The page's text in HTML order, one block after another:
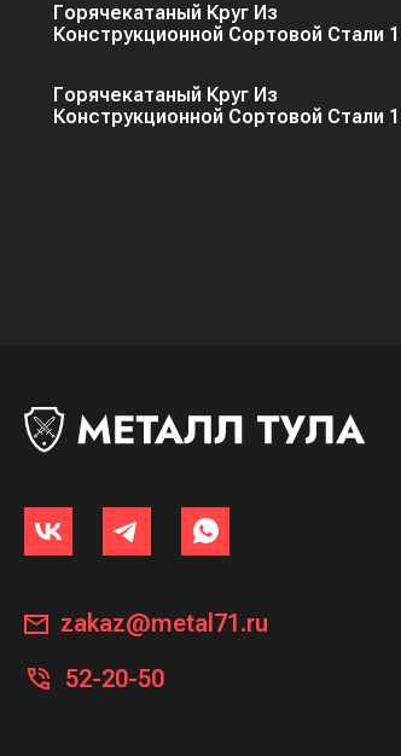
Горячекатаный Круг Из
Конструкционной Сортовой Стали
Горячекатаный Круг Из
Конструкционной Сортовой Стали
zakaz@metal71.ru
52-20-50